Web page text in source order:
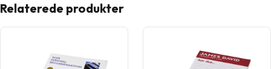
Relaterede produkter